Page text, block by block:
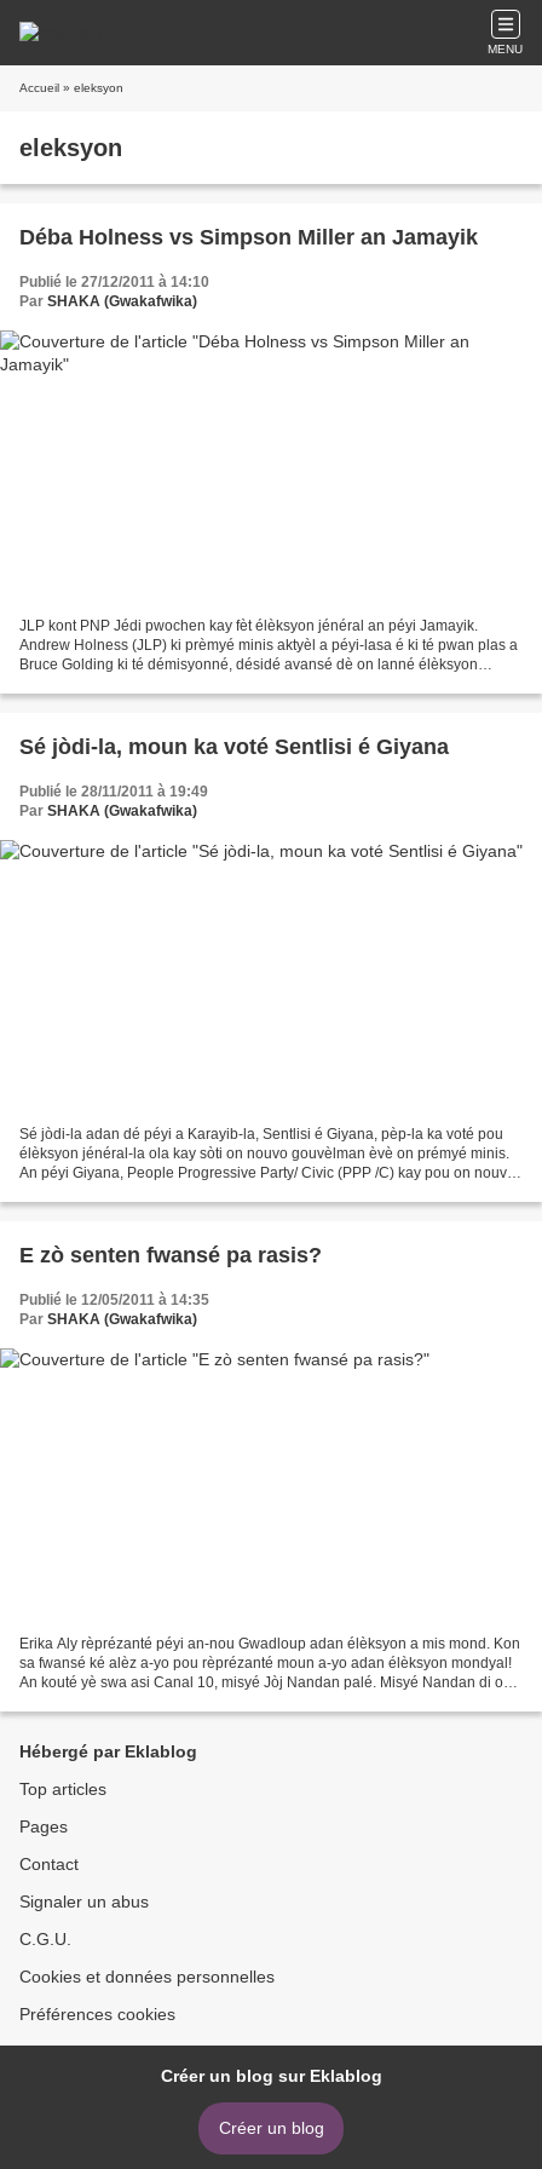
MENU
Accueil » eleksyon
eleksyon
Déba Holness vs Simpson Miller an Jamayik
Publié le 27/12/2011 à 14:10
Par SHAKA (Gwakafwika)
JLP kont PNP Jédi pwochen kay fèt élèksyon jénéral an péyi Jamayik.
Andrew Holness (JLP) ki prèmyé minis aktyèl a péyi-lasa é ki té pwan plas a
Bruce Golding ki té démisyonné, désidé avansé dè on lanné élèksyon
Sé jòdi-la, moun ka voté Sentlisi é Giyana
Publié le 28/11/2011 à 19:49
Par SHAKA (Gwakafwika)
Sé jòdi-la adan dé péyi a Karayib-la, Sentlisi é Giyana, pèp-la ka voté pou
élèksyon jénéral-la ola kay sòti on nouvo gouvèlman èvè on prémyé minis.
An péyi Giyana, People Progressive Party/ Civic (PPP /C) kay pou on nouvo
E zò senten fwansé pa rasis?
Publié le 12/05/2011 à 14:35
Par SHAKA (Gwakafwika)
Erika Aly rèprézanté péyi an-nou Gwadloup adan élèksyon a mis mond. Kon
sa fwansé ké alèz a-yo pou rèprézanté moun a-yo adan élèksyon mondyal!
An kouté yè swa asi Canal 10, misyé Jòj Nandan palé. Misyé Nandan di on
Hébergé par Eklablog
Top articles
Pages
Contact
Signaler un abus
C.G.U.
Cookies et données personnelles
Préférences cookies
Créer un blog sur Eklablog
Créer un blog